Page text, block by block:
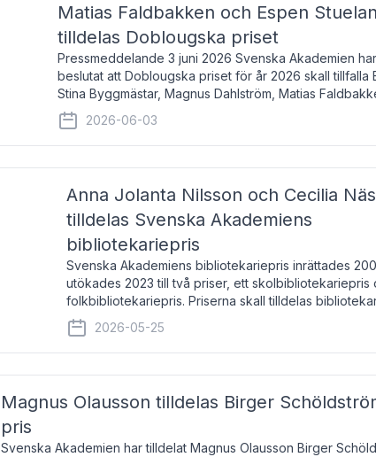
Matias Faldbakken och Espen
tilldelas Doblougska priset
Pressmeddelande 3 juni 2026 Svenska Akademien har
beslutat att Doblougska priset för år 2026 skall tillfalla
Stina Byggmästar, Magnus Dahlström, Matias
Espen Stueland. Prisbeloppet är 200 000 svenska
mottagare
2026-06-03
Anna Jolanta Nilsson och Cecilia
tilldelas Svenska Akademiens
bibliotekariepris
Svenska Akademiens bibliotekariepris inrättades
utökades 2023 till två priser, ett skolbibliotekariepris
folkbibliotekariepris. Priserna skall tilldelas
svenska folk- och skolbibliotek som gjort värdefull
2026-05-25
Magnus Olausson tilldelas Birger
pris
Svenska Akademien har tilldelat Magnus Olausson Birger